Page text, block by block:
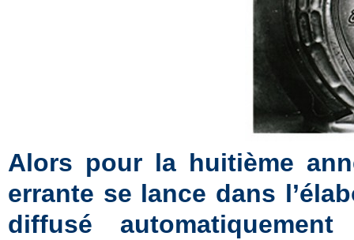
Alors pour la huitième
errante se lance dans
diffusé